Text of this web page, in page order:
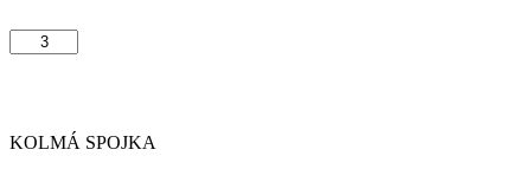
KOLMÁ SPOJKA